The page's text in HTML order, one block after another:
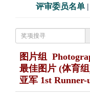
评审委员名单 |
图片组
最佳图片 (体育
亚军 1st Runner-